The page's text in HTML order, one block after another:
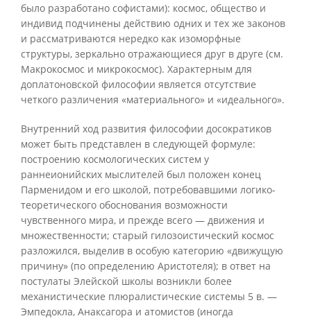
было разработано софистами): космос, общество и
индивид подчинены действию одних и тех же законов
и рассматриваются нередко как изоморфные
структуры, зеркально отражающиеся друг в друге (см.
Макрокосмос и микрокосмос). Характерным для
доплатоновской философии является отсутствие
четкого различения «материального» и «идеального».
Внутренний ход развития философии досократиков
может быть представлен в следующей формуле:
построению космологических систем у
раннеионийских мыслителей был положен конец
Парменидом и его школой, потребовавшими логико-
теоретического обоснования возможности
чувственного мира, и прежде всего — движения и
множественности; старый гилозоистический космос
разложился, выделив в особую категорию «движущую
причину» (по определению Аристотеля); в ответ на
постулаты Элейской школы возникли более
механистические плюралистические системы 5 в. —
Эмпедокла, Анаксагора и атомистов (иногда